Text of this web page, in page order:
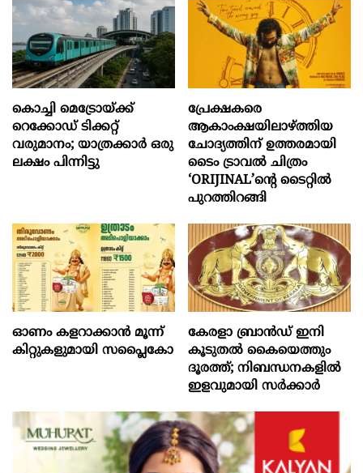
കൊച്ചി മെട്രോയ്ക്ക്
റെക്കോഡ് ടിക്കറ്റ്
വരുമാനം; യാത്രക്കാർ ഒരു
ലക്ഷം പിന്നിട്ടു
പ്രേക്ഷകരെ
ആകാംക്ഷയിലാഴ്ത്തിയ
ചോദ്യത്തിന് ഉത്തരമായി
ടൈം ട്രാവൽ ചിത്രം
‘ORIJINAL’ന്റെ ടൈറ്റിൽ
പുറത്തിറങ്ങി
ഓണം കളറാക്കാന്‍ മൂന്ന്
കിറ്റുകളുമായി സപ്ലൈകോ
കേരളാ ബ്രാൻഡ് ഇനി
കൂടുതൽ കൈയെത്തും
ദൂരത്ത്; നിബന്ധനകളിൽ
ഇളവുമായി സർക്കാർ